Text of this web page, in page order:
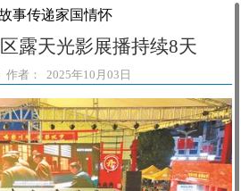
事传递家国情怀
露天光影展播持续8天
作者： 2025年10月03日